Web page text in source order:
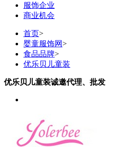
服饰企业
商业机会
首页>
婴童服饰网>
食品品牌>
优乐贝儿童装
优乐贝儿童装诚邀代理、批发